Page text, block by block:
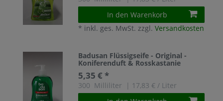
In den Warenkorb
* inkl. ges. MwSt. zzgl.Versandkosten
Badusan Flüssigseife - Original -
Koniferenduft & Rosskastanie
5,35 € *
300 Milliliter
| 17,83 € / Liter